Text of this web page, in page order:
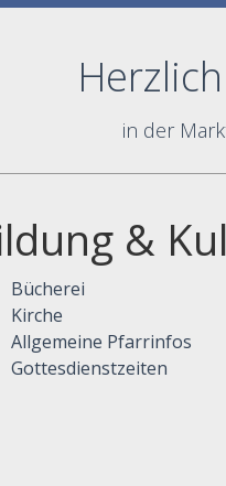
in der
&
Bücherei
Kirche
Allgemeine Pfarrinfos
Gottesdienstzeiten